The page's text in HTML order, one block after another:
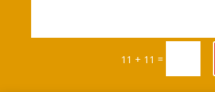
11 + 11 =